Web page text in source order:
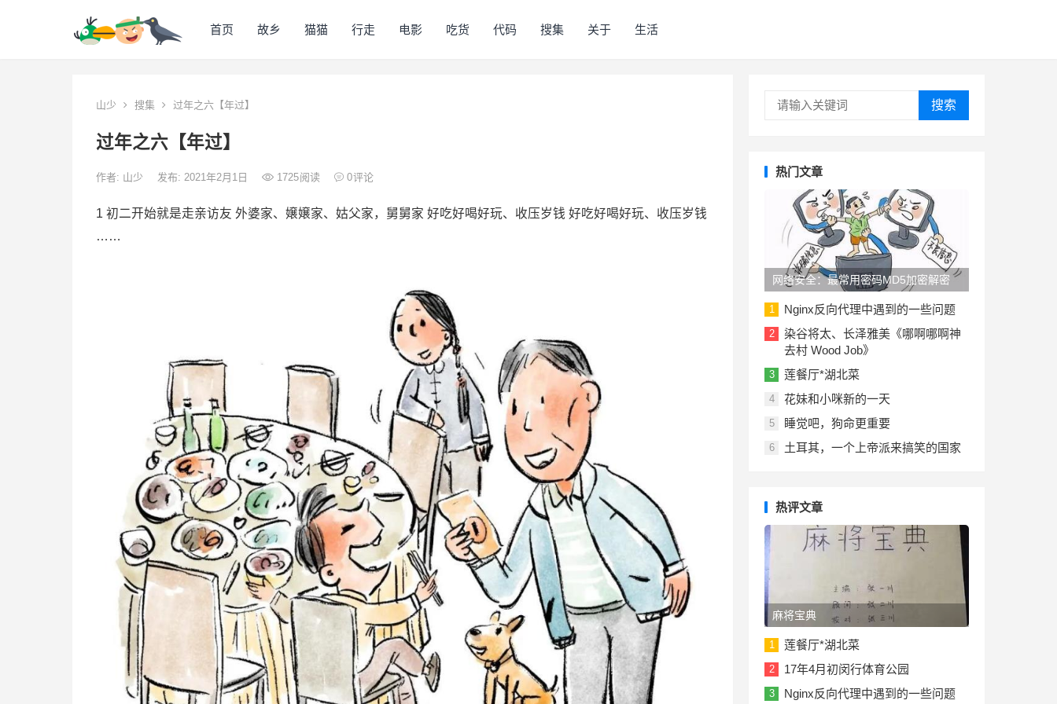
首页 故乡 猫猫 行走 电影 吃货 代码 搜集 关于 生活
山少 搜集 过年之六【年过】
过年之六【年过】
作者: 山少 发布: 2021年2月1日 1725阅读 0评论
1 初二开始就是走亲访友 外婆家、嬢嬢家、姑父家，舅舅家 好吃好喝好玩、收压岁钱 好吃好喝好玩、收压岁钱
……
搜索
热门文章
网络安全：最常用密码MD5加密解密
1 Nginx反向代理中遇到的一些问题
2
染谷将太、长泽雅美《哪啊哪啊神
去村 Wood Job》
3 莲餐厅*湖北菜
4 花妹和小咪新的一天
5 睡觉吧，狗命更重要
6 土耳其，一个上帝派来搞笑的国家
热评文章
麻将宝典
1 莲餐厅*湖北菜
2 17年4月初闵行体育公园
3 Nginx反向代理中遇到的一些问题